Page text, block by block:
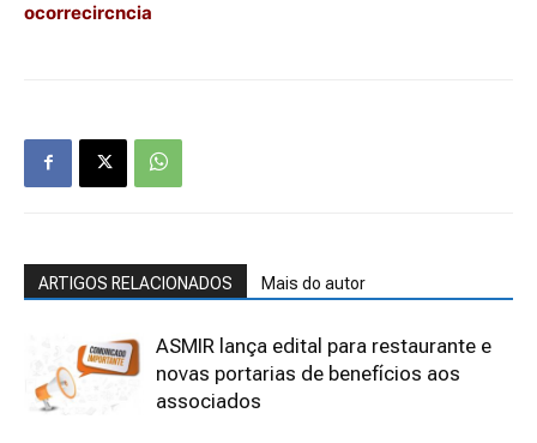
ocorrecircncia
ARTIGOS RELACIONADOS Mais do autor
ASMIR lança edital para restaurante e
novas portarias de benefícios aos
associados